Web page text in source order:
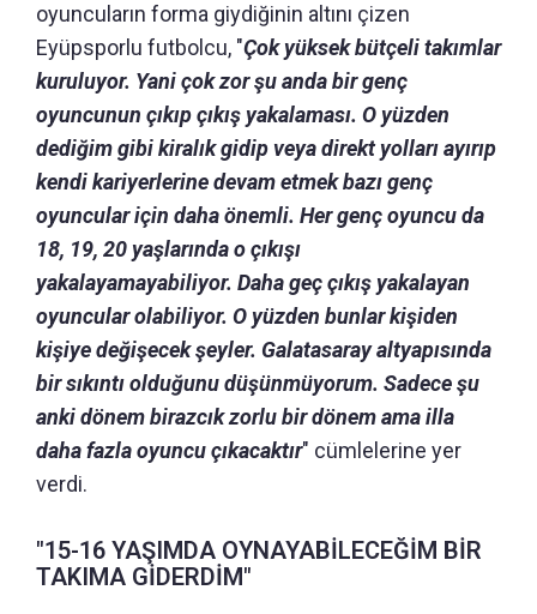
oyuncuların forma giydiğinin altını çizen
Eyüpsporlu futbolcu, "Çok yüksek bütçeli takımlar
kuruluyor. Yani çok zor şu anda bir genç
oyuncunun çıkıp çıkış yakalaması. O yüzden
dediğim gibi kiralık gidip veya direkt yolları ayırıp
kendi kariyerlerine devam etmek bazı genç
oyuncular için daha önemli. Her genç oyuncu da
18, 19, 20 yaşlarında o çıkışı
yakalayamayabiliyor. Daha geç çıkış yakalayan
oyuncular olabiliyor. O yüzden bunlar kişiden
kişiye değişecek şeyler. Galatasaray altyapısında
bir sıkıntı olduğunu düşünmüyorum. Sadece şu
anki dönem birazcık zorlu bir dönem ama illa
daha fazla oyuncu çıkacaktır" cümlelerine yer
verdi.
"15-16 YAŞIMDA OYNAYABİLECEĞİM BİR
TAKIMA GİDERDİM"